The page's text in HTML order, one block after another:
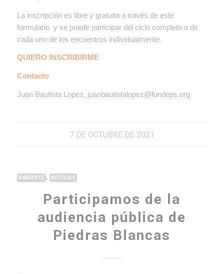
La inscripción es libre y gratuita a través de este
formulario y se puede participar del ciclo completo o de
cada uno de los encuentros individualmente.
QUIERO INSCRIBIRME
Contacto
Juan Bautista Lopez, juanbautistalopez@fundeps.org
7 DE OCTUBRE DE 2021
AMBIENTE , NOTICIAS
Participamos de la
audiencia pública de
Piedras Blancas